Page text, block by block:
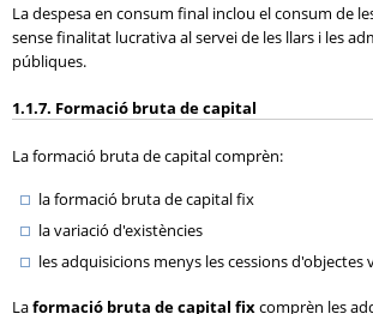
La despesa en consum final inclou el consum de
sense finalitat lucrativa al servei de les llars i les
públiques.
1.1.7. Formació bruta de capital
La formació bruta de capital comprèn:
la formació bruta de capital fix
la variació d'existències
les adquisicions menys les cessions d'objectes
Laformació bruta de capital fixcomprèn les